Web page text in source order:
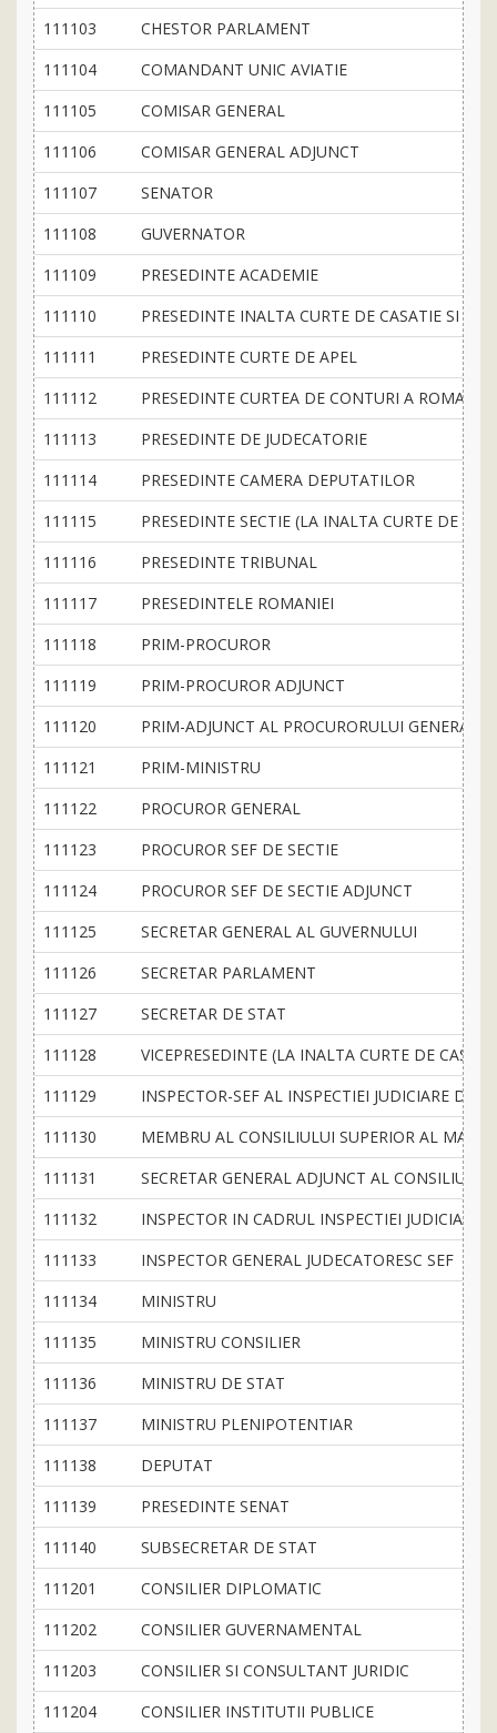
111103
CHESTOR PARLAMENT
111104
COMANDANT UNIC AVIATIE
111105
COMISAR GENERAL
111106
COMISAR GENERAL ADJUNCT
111107
SENATOR
111108
GUVERNATOR
111109
PRESEDINTE ACADEMIE
111110
PRESEDINTE INALTA CURTE DE CASATIE SI
111111
PRESEDINTE CURTE DE APEL
111112
PRESEDINTE CURTEA DE CONTURI A ROMANIEI
111113
PRESEDINTE DE JUDECATORIE
111114
PRESEDINTE CAMERA DEPUTATILOR
111115
PRESEDINTE SECTIE (LA INALTA CURTE DE
111116
PRESEDINTE TRIBUNAL
111117
PRESEDINTELE ROMANIEI
111118
PRIM-PROCUROR
111119
PRIM-PROCUROR ADJUNCT
111120
PRIM-ADJUNCT AL PROCURORULUI GENERAL
111121
PRIM-MINISTRU
111122
PROCUROR GENERAL
111123
PROCUROR SEF DE SECTIE
111124
PROCUROR SEF DE SECTIE ADJUNCT
111125
SECRETAR GENERAL AL GUVERNULUI
111126
SECRETAR PARLAMENT
111127
SECRETAR DE STAT
111128
VICEPRESEDINTE (LA INALTA CURTE DE
111129
INSPECTOR-SEF AL INSPECTIEI JUDICIARE DE
111130
MEMBRU AL CONSILIULUI SUPERIOR AL
111131
SECRETAR GENERAL ADJUNCT AL
111132
INSPECTOR IN CADRUL INSPECTIEI JUDICIARE
111133
INSPECTOR GENERAL JUDECATORESC SEF
111134
MINISTRU
111135
MINISTRU CONSILIER
111136
MINISTRU DE STAT
111137
MINISTRU PLENIPOTENTIAR
111138
DEPUTAT
111139
PRESEDINTE SENAT
111140
SUBSECRETAR DE STAT
111201
CONSILIER DIPLOMATIC
111202
CONSILIER GUVERNAMENTAL
111203
CONSILIER SI CONSULTANT JURIDIC
111204
CONSILIER INSTITUTII PUBLICE